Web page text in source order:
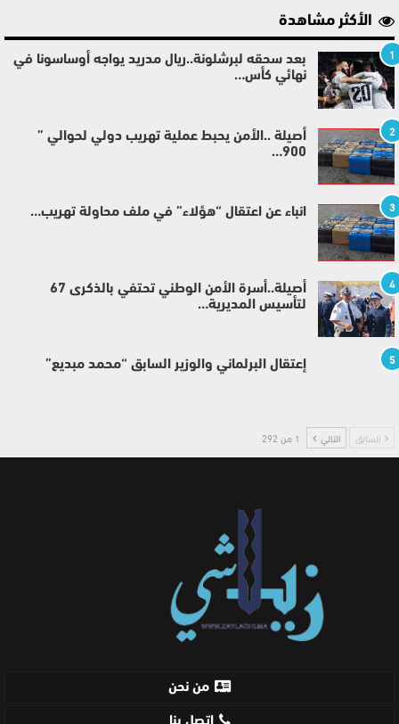
الأكثر مشاهدة
1
بعد سحقه لبرشلونة..ريال مدريد يواجه أوساسونا في
نهائي كأس…
2
أصيلة ..الأمن يحبط عملية تهريب دولي لحوالي ”
900…
3 انباء عن اعتقال “هؤلاء” في ملف محاولة تهريب…
4
أصيلة..أسرة الأمن الوطني تحتفي بالذكرى 67
لتأسيس المديرية…
5 إعتقال البرلماني والوزير السابق “محمد مبديع”
السابق التالي 1 من 292
من نحن